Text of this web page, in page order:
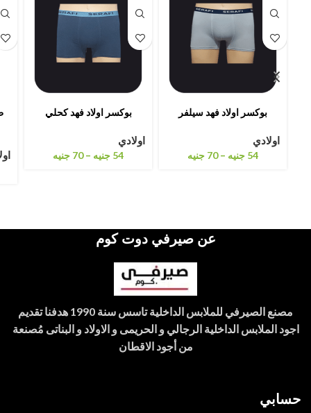
بوكسر اولاد فهد سيلفر
اولادي
54 جنيه –
70 جنيه
بوكسر اولاد فهد كحلي
اولادي
54 جنيه –
70 جنيه
عن صيرفي دوت كوم
مصنع الصيرفي للملابس الداخلية تاسس سنة 1990 هدفنا تقديم
اجود الملابس الداخلية الرجالي و الحريمى و الاولاد و البناتى مُصنعة
من أجود الاقطان
حسابي